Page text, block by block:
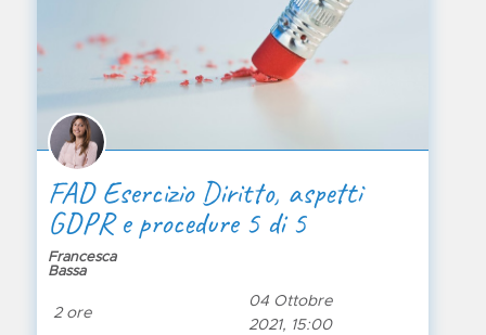
FAD Esercizio Diritto, aspetti
GDPR e procedure 5 di 5
Francesca
Bassa
2 ore
04 Ottobre
2021, 15:00